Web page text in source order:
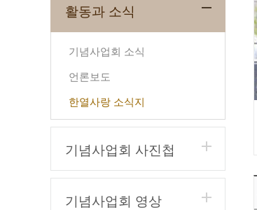
활동과 소식
기념사업회 소식
언론보도
한열사랑 소식지
기념사업회 사진첩
기념사업회 영상